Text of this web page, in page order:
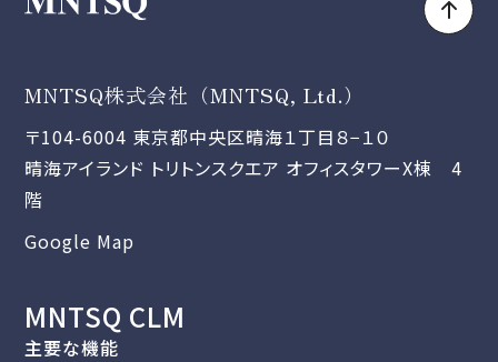
MNTSQ株式会社（MNTSQ, Ltd.）
〒104-6004 東京都中央区晴海１丁目８−１０
晴海アイランド トリトンスクエア オフィスタワーX棟 4
階
Google Map
MNTSQ CLM
主要な機能